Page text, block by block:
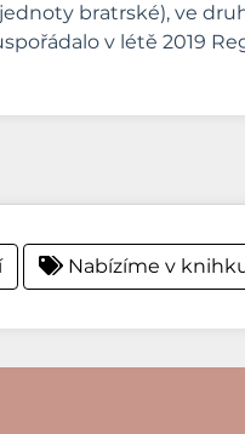
bratrské), ve
v létě 2019
Nabízíme v